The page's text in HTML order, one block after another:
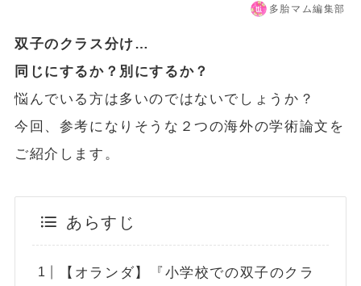
多胎マム編集部
双子のクラス分け…
同じにするか？別にするか？
悩んでいる方は多いのではないでしょうか？
今回、参考になりそうな２つの海外の学術論文を
ご紹介します。
あらすじ
【オランダ】『小学校での双子のクラ